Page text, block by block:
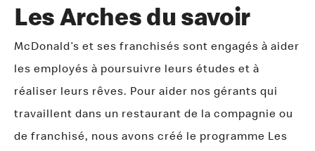
Les Arches du savoir
McDonald’s et ses franchisés sont engagés à aider
les employés à poursuivre leurs études et à
réaliser leurs rêves. Pour aider nos gérants qui
travaillent dans un restaurant de la compagnie ou
de franchisé, nous avons créé le programme Les